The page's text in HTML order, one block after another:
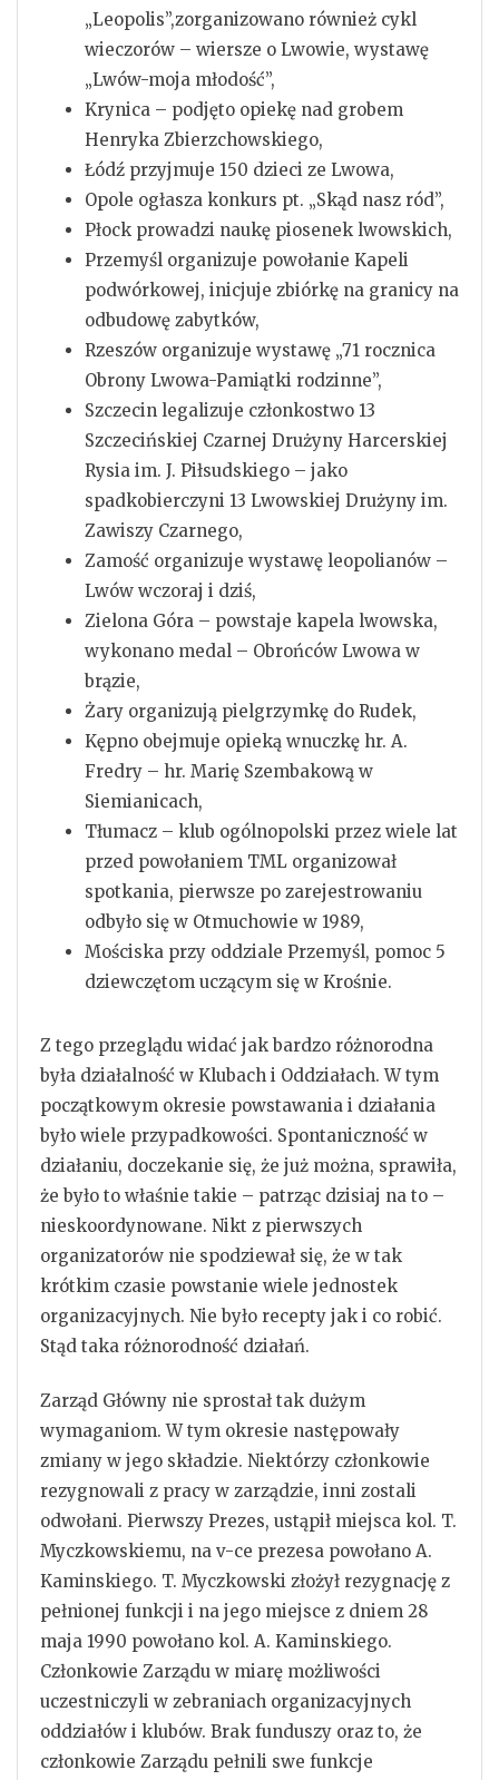
„Leopolis”,zorganizowano również cykl
wieczorów – wiersze o Lwowie, wystawę
„Lwów-moja młodość”,
Krynica – podjęto opiekę nad grobem
Henryka Zbierzchowskiego,
Łódź przyjmuje 150 dzieci ze Lwowa,
Opole ogłasza konkurs pt. „Skąd nasz ród”,
Płock prowadzi naukę piosenek lwowskich,
Przemyśl organizuje powołanie Kapeli
podwórkowej, inicjuje zbiórkę na granicy na
odbudowę zabytków,
Rzeszów organizuje wystawę „71 rocznica
Obrony Lwowa-Pamiątki rodzinne”,
Szczecin legalizuje członkostwo 13
Szczecińskiej Czarnej Drużyny Harcerskiej
Rysia im. J. Piłsudskiego – jako
spadkobierczyni 13 Lwowskiej Drużyny im.
Zawiszy Czarnego,
Zamość organizuje wystawę leopolianów –
Lwów wczoraj i dziś,
Zielona Góra – powstaje kapela lwowska,
wykonano medal – Obrońców Lwowa w
brązie,
Żary organizują pielgrzymkę do Rudek,
Kępno obejmuje opieką wnuczkę hr. A.
Fredry – hr. Marię Szembakową w
Siemianicach,
Tłumacz – klub ogólnopolski przez wiele lat
przed powołaniem TML organizował
spotkania, pierwsze po zarejestrowaniu
odbyło się w Otmuchowie w 1989,
Mościska przy oddziale Przemyśl, pomoc 5
dziewczętom uczącym się w Krośnie.
Z tego przeglądu widać jak bardzo różnorodna
była działalność w Klubach i Oddziałach. W tym
początkowym okresie powstawania i działania
było wiele przypadkowości. Spontaniczność w
działaniu, doczekanie się, że już można, sprawiła,
że było to właśnie takie – patrząc dzisiaj na to –
nieskoordynowane. Nikt z pierwszych
organizatorów nie spodziewał się, że w tak
krótkim czasie powstanie wiele jednostek
organizacyjnych. Nie było recepty jak i co robić.
Stąd taka różnorodność działań.
Zarząd Główny nie sprostał tak dużym
wymaganiom. W tym okresie następowały
zmiany w jego składzie. Niektórzy członkowie
rezygnowali z pracy w zarządzie, inni zostali
odwołani. Pierwszy Prezes, ustąpił miejsca kol. T.
Myczkowskiemu, na v-ce prezesa powołano A.
Kaminskiego. T. Myczkowski złożył rezygnację z
pełnionej funkcji i na jego miejsce z dniem 28
maja 1990 powołano kol. A. Kaminskiego.
Członkowie Zarządu w miarę możliwości
uczestniczyli w zebraniach organizacyjnych
oddziałów i klubów. Brak funduszy oraz to, że
członkowie Zarządu pełnili swe funkcje